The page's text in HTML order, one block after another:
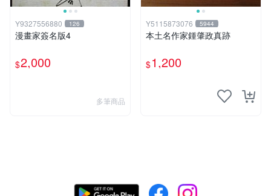
Y9327556880 126
漫畫家簽名版4
$2,000
多筆商品
Y5115873076 5944
本土名作家鍾肇政真跡
$1,200